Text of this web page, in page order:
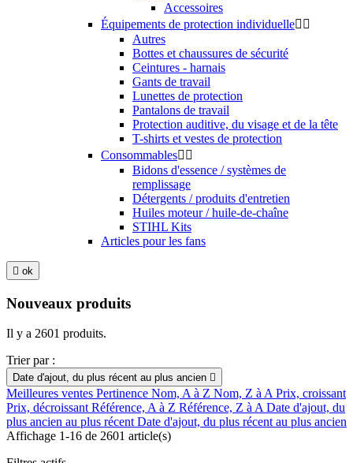
Accessoires
Équipements de protection individuelle 
Autres
Bottes et chaussures de sécurité
Ceintures - harnais
Gants de travail
Lunettes de protection
Pantalons de travail
Protection auditive, du visage et de la tête
T-shirts et vestes de protection
Consommables 
Bidons d'essence / systèmes de
remplissage
Détergents / produits d'entretien
Huiles moteur / huile-de-chaîne
STIHL Kits
Articles pour les fans
 ok
Nouveaux produits
Il y a 2601 produits.
Trier par :
Date d'ajout, du plus récent au plus ancien 
Meilleures ventes Pertinence Nom, A à Z Nom, Z à APrix, croissant
Prix, décroissantRéférence, A à Z Référence, Z à ADate d'ajout, du
plus ancien au plus récentDate d'ajout, du plus récent au plus ancien
Affichage 1-16 de 2601 article(s)